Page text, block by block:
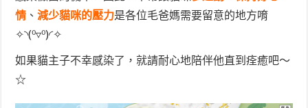
情 、減少貓咪的壓力是各位毛爸媽需要留意的地方唷
✧◝(⁰▿⁰)◜✧
如果貓主子不幸感染了，就請耐心地陪伴他直到痊癒吧～
☆